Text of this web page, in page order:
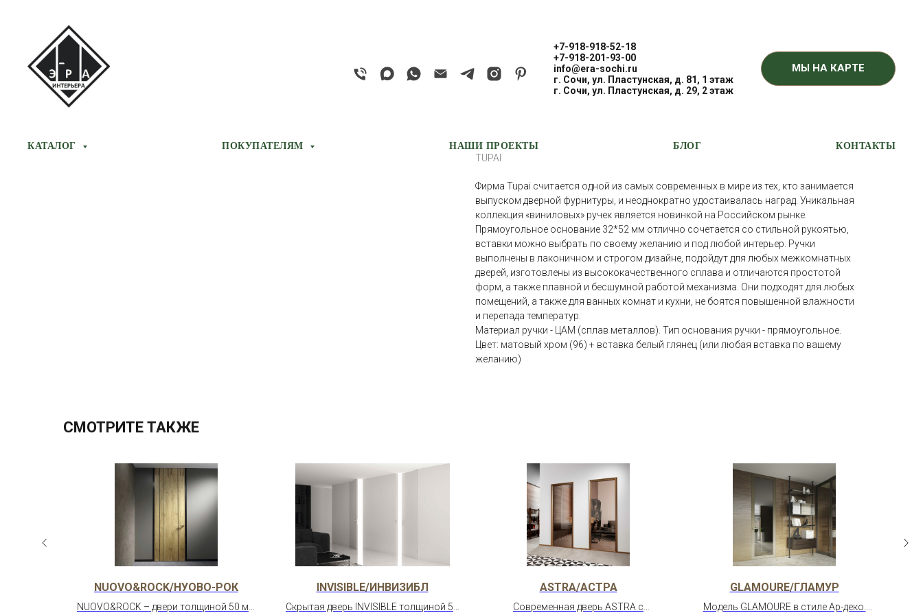
+7-918-918-52-18
+7-918-201-93-00
info@era-sochi.ru
г. Сочи, ул. Пластунская, д. 81, 1 этаж
г. Сочи, ул. Пластунская, д. 29, 2 этаж
МЫ НА КАРТЕ
КАТАЛОГ ПОКУПАТЕЛЯМ НАШИ ПРОЕКТЫ БЛОГ КОНТАКТЫ
TUPAI MELODY VARIO 3089 RE/ТУПАЙ МЭЛОДИ
ВСТАВКУ)
TUPAI
Фирма Tupai считается одной из самых современных в мире из тех, кто занимается
выпуском дверной фурнитуры, и неоднократно удостаивалась наград. Уникальная
коллекция «виниловых» ручек является новинкой на Российском рынке.
Прямоугольное основание 32*52 мм отлично сочетается со стильной рукоятью,
вставки можно выбрать по своему желанию и под любой интерьер. Ручки
выполнены в лаконичном и строгом дизайне, подойдут для любых межкомнатных
дверей, изготовлены из высококачественного сплава и отличаются простотой
форм, а также плавной и бесшумной работой механизма. Они подходят для любых
помещений, а также для ванных комнат и кухни, не боятся повышенной влажности
и перепада температур.
Материал ручки - ЦАМ (сплав металлов). Тип основания ручки - прямоугольное.
Цвет: матовый хром (96) + вставка белый глянец (или любая вставка по вашему
желанию)
СМОТРИТЕ ТАКЖЕ
NUOVO&ROCK/НУОВО-РОК
NUOVO&ROCK – двери толщиной 50 мм
INVISIBLE/ИНВИЗИБЛ
Скрытая дверь INVISIBLE толщиной 50
ASTRA/АСТРА
Современная дверь ASTRA с
GLAMOURE/ГЛАМУР
Модель GLAMOURE в стиле Ар-деко.